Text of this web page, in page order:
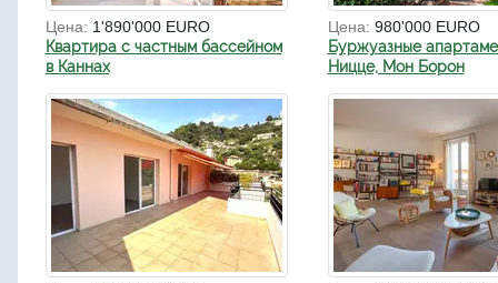
Цена: 1'890'000 EURO
Квартира с частным бассейном
в Каннах
Цена: 980'000 EURO
Буржуазные
Ницце, Мон Борон